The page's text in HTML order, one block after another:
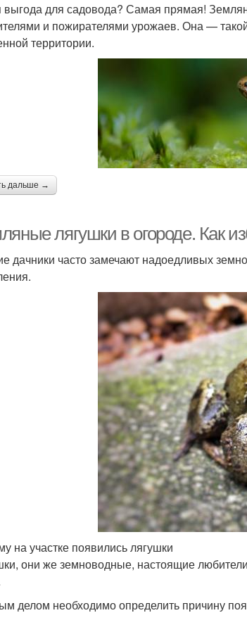
выгода для садовода? Самая прямая!
и пожирателями урожаев. Она —
территории.
дальше →
лягушки в огороде. Как
дачники часто замечают надоедливых
на участке появились лягушки
они же земноводные, настоящие
делом необходимо определить причину